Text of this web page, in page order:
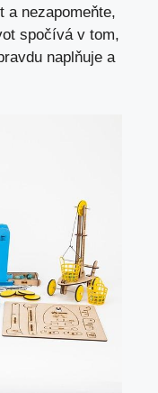
a nezapomeňte,
spočívá v tom,
naplňuje a